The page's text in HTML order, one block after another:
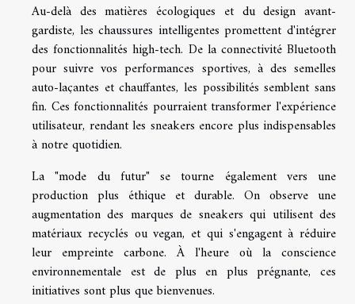
Au-delà des matières écologiques et du design avant-
gardiste, les chaussures intelligentes promettent d'intégrer
des fonctionnalités high-tech. De la connectivité Bluetooth
pour suivre vos performances sportives, à des semelles
auto-laçantes et chauffantes, les possibilités semblent sans
fin. Ces fonctionnalités pourraient transformer l'expérience
utilisateur, rendant les sneakers encore plus indispensables
à notre quotidien.
La "mode du futur" se tourne également vers une
production plus éthique et durable. On observe une
augmentation des marques de sneakers qui utilisent des
matériaux recyclés ou vegan, et qui s'engagent à réduire
leur empreinte carbone. À l'heure où la conscience
environnementale est de plus en plus prégnante, ces
initiatives sont plus que bienvenues.